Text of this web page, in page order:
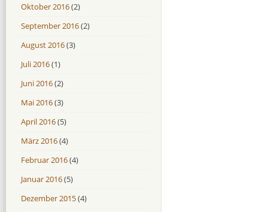
Oktober 2016(2)
September 2016(2)
August 2016(3)
Juli 2016(1)
Juni 2016(2)
Mai 2016(3)
April 2016(5)
März 2016(4)
Februar 2016(4)
Januar 2016(5)
Dezember 2015(4)